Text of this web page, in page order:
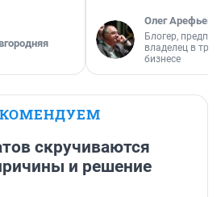
Олег Арефьев
Блогер,
владелец в
бизнесе
скручиваются
и решение